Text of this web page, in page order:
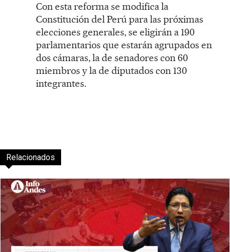
Con esta reforma se modifica la
Constitución del Perú para las próximas
elecciones generales, se eligirán a 190
parlamentarios que estarán agrupados en
dos cámaras, la de senadores con 60
miembros y la de diputados con 130
integrantes.
Relacionados